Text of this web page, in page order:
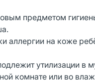
предметом
аллергии на коже
утилизации в
комнате или во